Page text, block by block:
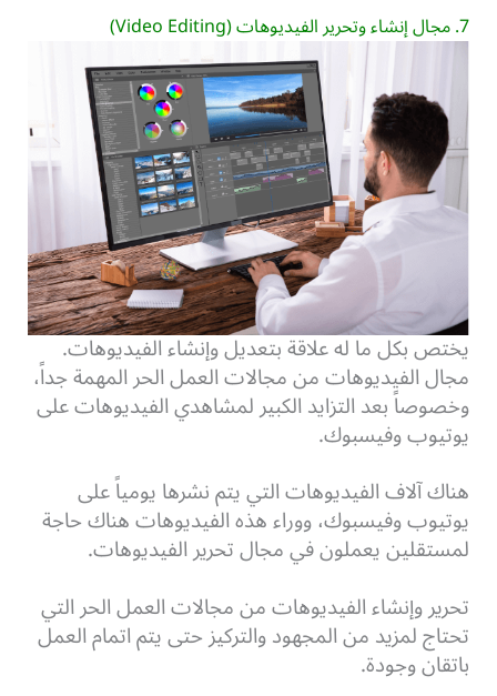
7. مجال إنشاء وتحرير الفيديوهات (Video Editing)
يختص بكل ما له علاقة بتعديل وإنشاء الفيديوهات.
مجال الفيديوهات من مجالات العمل الحر المهمة جداً،
وخصوصاً بعد التزايد الكبير لمشاهدي الفيديوهات على
يوتيوب وفيسبوك.
هناك آلاف الفيديوهات التي يتم نشرها يومياً على
يوتيوب وفيسبوك، ووراء هذه الفيديوهات هناك حاجة
لمستقلين يعملون في مجال تحرير الفيديوهات.
تحرير وإنشاء الفيديوهات من مجالات العمل الحر التي
تحتاج لمزيد من المجهود والتركيز حتى يتم اتمام العمل
باتقان وجودة.